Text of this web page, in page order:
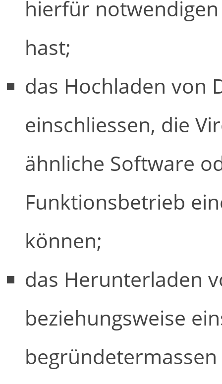
hierfür
hast;
das Hochladen von
einschliessen, die
ähnliche Software
Funktionsbetrieb
können;
das Herunterladen
beziehungsweise